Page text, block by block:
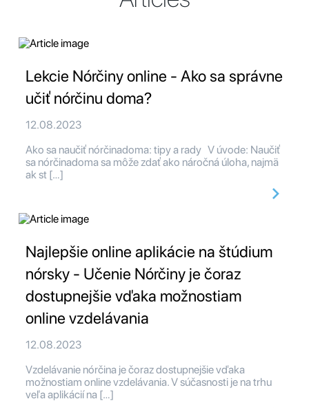
Lekcie Nórčiny online - Ako sa správne
učiť nórčinu doma?
12.08.2023
Ako sa naučiť nórčinadoma: tipy a rady V úvode: Naučiť
sa nórčinadoma sa môže zdať ako náročná úloha, najmä
ak st […]
Najlepšie online aplikácie na štúdium
nórsky - Učenie Nórčiny je čoraz
dostupnejšie vďaka možnostiam
online vzdelávania
12.08.2023
Vzdelávanie nórčina je čoraz dostupnejšie vďaka
možnostiam online vzdelávania. V súčasnosti je na trhu
veľa aplikácií na […]